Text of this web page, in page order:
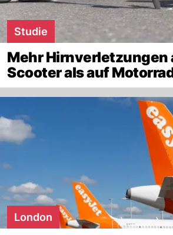
Studie
Mehr Hirnverletzungen
Scooter als auf
London